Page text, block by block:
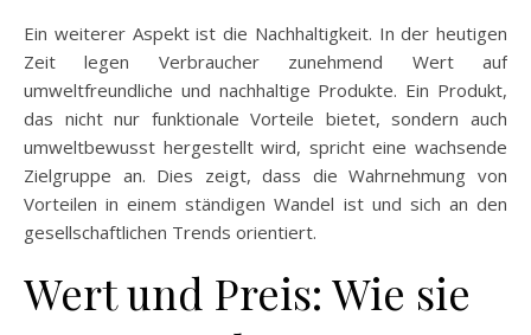
Ein weiterer Aspekt ist die Nachhaltigkeit. In der heutigen
Zeit legen Verbraucher zunehmend Wert auf
umweltfreundliche und nachhaltige Produkte. Ein Produkt,
das nicht nur funktionale Vorteile bietet, sondern auch
umweltbewusst hergestellt wird, spricht eine wachsende
Zielgruppe an. Dies zeigt, dass die Wahrnehmung von
Vorteilen in einem ständigen Wandel ist und sich an den
gesellschaftlichen Trends orientiert.
Wert und Preis: Wie sie